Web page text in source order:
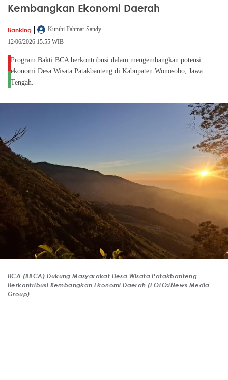
Kembangkan Ekonomi Daerah
Banking |
Kunthi Fahmar Sandy
12/06/2026 15:55 WIB
Program Bakti BCA berkontribusi dalam mengembangkan potensi
ekonomi Desa Wisata Patakbanteng di Kabupaten Wonosobo, Jawa
Tengah.
BCA (BBCA) Dukung Masyarakat Desa Wisata Patakbanteng
Berkontribusi Kembangkan Ekonomi Daerah (FOTO:iNews Media
Group)